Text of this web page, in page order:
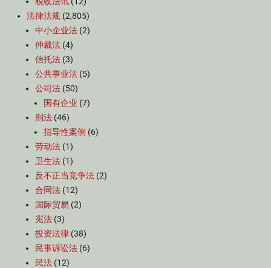
法律法规 (2,805)
中小企业法 (2)
仲裁法 (4)
信托法 (3)
公共事业法 (5)
公司法 (50)
国有企业 (7)
刑法 (46)
指导性案例 (6)
劳动法 (1)
卫生法 (1)
反不正当竞争法 (2)
合同法 (12)
国际贸易 (2)
宪法 (3)
投资法律 (38)
民事诉讼法 (6)
民法 (12)